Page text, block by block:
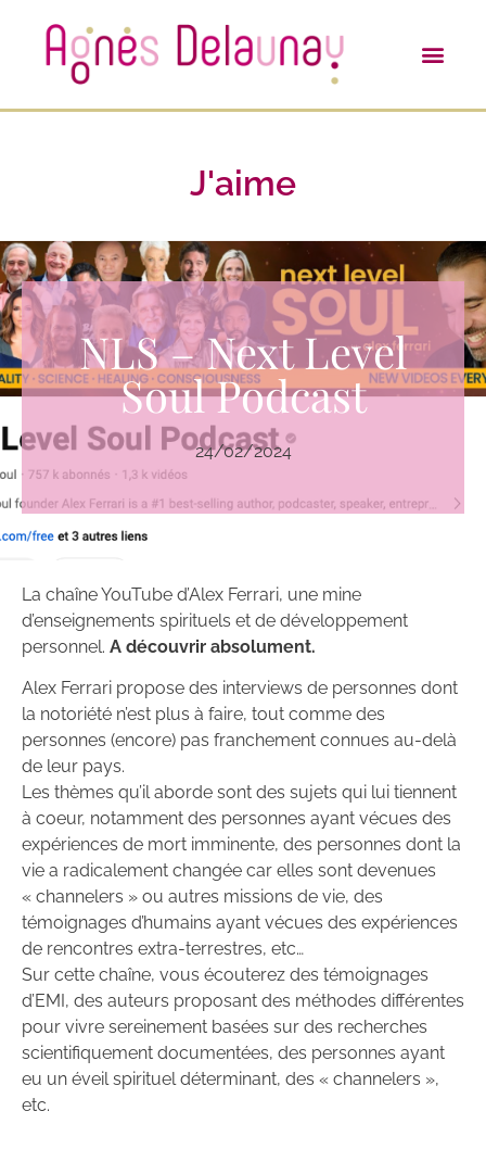
J'aime
NLS – Next Level
Soul Podcast
24/02/2024
La chaîne YouTube d’Alex Ferrari, une mine
d’enseignements spirituels et de développement
personnel. A découvrir absolument.
Alex Ferrari propose des interviews de personnes dont
la notoriété n’est plus à faire, tout comme des
personnes (encore) pas franchement connues au-delà
de leur pays.
Les thèmes qu’il aborde sont des sujets qui lui tiennent
à coeur, notamment des personnes ayant vécues des
expériences de mort imminente, des personnes dont la
vie a radicalement changée car elles sont devenues
« channelers » ou autres missions de vie, des
témoignages d’humains ayant vécues des expériences
de rencontres extra-terrestres, etc…
Sur cette chaîne, vous écouterez des témoignages
d’EMI, des auteurs proposant des méthodes différentes
pour vivre sereinement basées sur des recherches
scientifiquement documentées, des personnes ayant
eu un éveil spirituel déterminant, des « channelers »,
etc.